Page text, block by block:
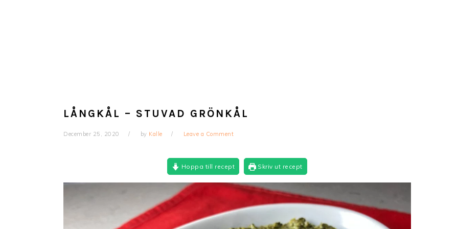
LÅNGKÅL – STUVAD GRÖNKÅL
December 25, 2020 by Kalle Leave a Comment
Hoppa till recept Skriv ut recept